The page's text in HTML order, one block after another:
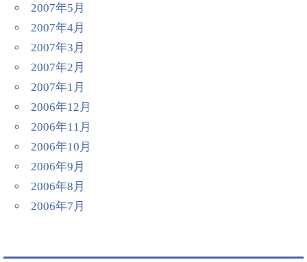
2007年5月
2007年4月
2007年3月
2007年2月
2007年1月
2006年12月
2006年11月
2006年10月
2006年9月
2006年8月
2006年7月